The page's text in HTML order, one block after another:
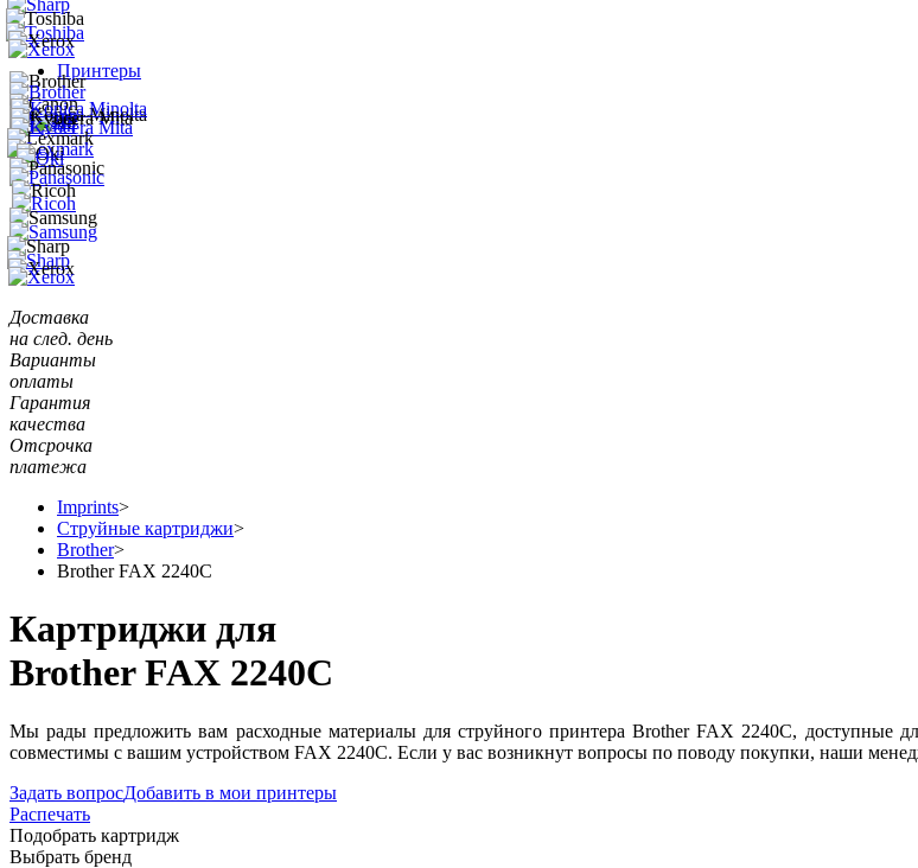
Принтеры
Доставка
на след. день
Варианты
оплаты
Гарантия
качества
Отсрочка
платежа
Imprints>
Струйные картриджи>
Brother>
Brother FAX 2240C
Картриджи для
Brother FAX 2240C
Мы рады предложить вам расходные материалы для струйного принтера Brother FAX 2240C, доступные
совместимы с вашим устройством FAX 2240C. Если у вас возникнут вопросы по поводу покупки, наши
Задать вопросДобавить в мои принтеры
Распечать
Подобрать картридж
Выбрать бренд